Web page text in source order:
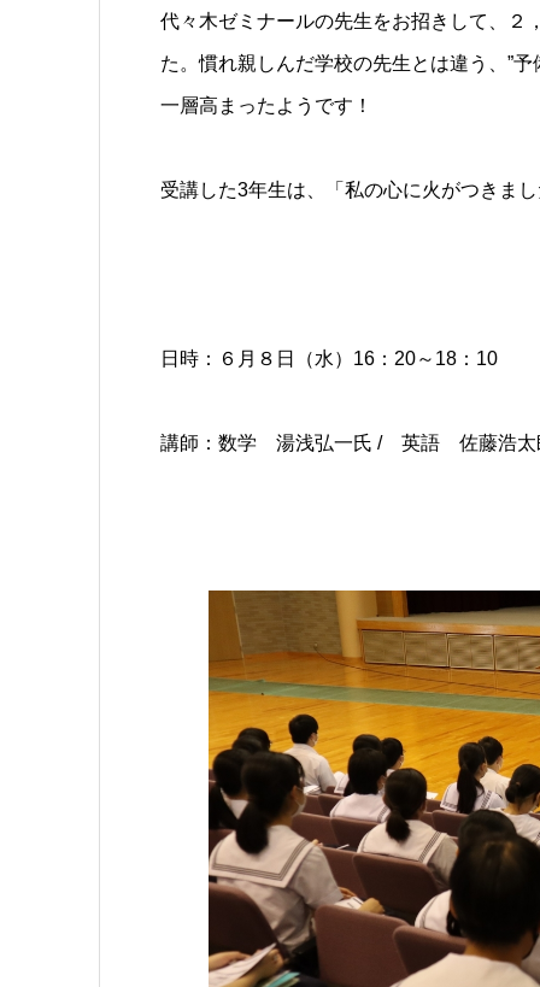
代々木ゼミナールの先生をお招きして、２
た。慣れ親しんだ学校の先生とは違う、”
一層高まったようです！
受講した3年生は、「私の心に火がつきま
日時：６月８日（水）16：20～18：10
講師：数学 湯浅弘一氏 / 英語 佐藤浩太